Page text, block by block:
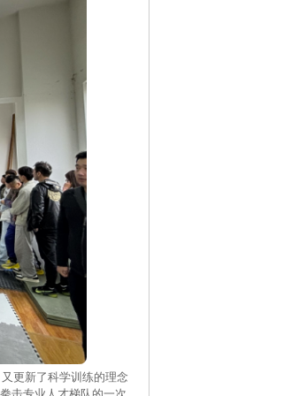
更新了科学训练的理念